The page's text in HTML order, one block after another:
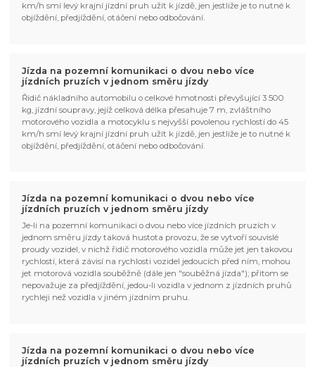
km/h smí levý krajní jízdní pruh užít k jízdě, jen jestliže je to nutné k
objíždění, předjíždění, otáčení nebo odbočování.
Jízda na pozemní komunikaci o dvou nebo více
jízdních pruzích v jednom směru jízdy
Řidič nákladního automobilu o celkové hmotnosti převyšující 3 500
kg, jízdní soupravy, jejíž celková délka přesahuje 7 m, zvláštního
motorového vozidla a motocyklu s nejvyšší povolenou rychlostí do 45
km/h smí levý krajní jízdní pruh užít k jízdě, jen jestliže je to nutné k
objíždění, předjíždění, otáčení nebo odbočování.
Jízda na pozemní komunikaci o dvou nebo více
jízdních pruzích v jednom směru jízdy
Je-li na pozemní komunikaci o dvou nebo více jízdních pruzích v
jednom směru jízdy taková hustota provozu, že se vytvoří souvislé
proudy vozidel, v nichž řidič motorového vozidla může jet jen takovou
rychlostí, která závisí na rychlosti vozidel jedoucích před ním, mohou
jet motorová vozidla souběžně (dále jen "souběžná jízda"); přitom se
nepovažuje za předjíždění, jedou-li vozidla v jednom z jízdních pruhů
rychleji než vozidla v jiném jízdním pruhu.
Jízda na pozemní komunikaci o dvou nebo více
jízdních pruzích v jednom směru jízdy